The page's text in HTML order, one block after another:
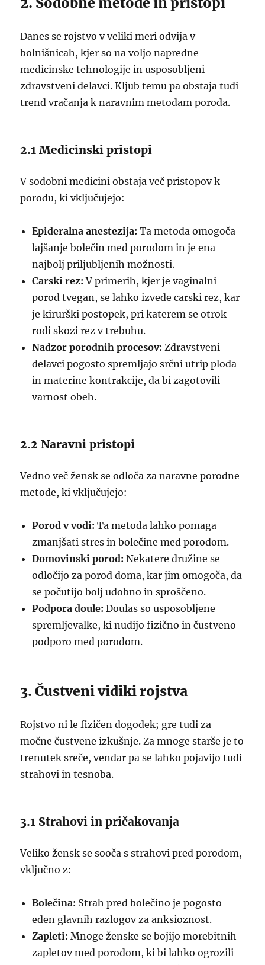
Danes se rojstvo v veliki meri odvija v
bolnišnicah, kjer so na voljo napredne
medicinske tehnologije in usposobljeni
zdravstveni delavci. Kljub temu pa obstaja tudi
trend vračanja k naravnim metodam poroda.
2.1 Medicinski pristopi
V sodobni medicini obstaja več pristopov k
porodu, ki vključujejo:
Epideralna anestezija: Ta metoda omogoča
lajšanje bolečin med porodom in je ena
najbolj priljubljenih možnosti.
Carski rez: V primerih, kjer je vaginalni
porod tvegan, se lahko izvede carski rez, kar
je kirurški postopek, pri katerem se otrok
rodi skozi rez v trebuhu.
Nadzor porodnih procesov: Zdravstveni
delavci pogosto spremljajo srčni utrip ploda
in materine kontrakcije, da bi zagotovili
varnost obeh.
2.2 Naravni pristopi
Vedno več žensk se odloča za naravne porodne
metode, ki vključujejo:
Porod v vodi: Ta metoda lahko pomaga
zmanjšati stres in bolečine med porodom.
Domovinski porod: Nekatere družine se
odločijo za porod doma, kar jim omogoča, da
se počutijo bolj udobno in sproščeno.
Podpora doule: Doulas so usposobljene
spremljevalke, ki nudijo fizično in čustveno
podporo med porodom.
3. Čustveni vidiki rojstva
Rojstvo ni le fizičen dogodek; gre tudi za
močne čustvene izkušnje. Za mnoge starše je to
trenutek sreče, vendar pa se lahko pojavijo tudi
strahovi in tesnoba.
3.1 Strahovi in pričakovanja
Veliko žensk se sooča s strahovi pred porodom,
vključno z:
Bolečina: Strah pred bolečino je pogosto
eden glavnih razlogov za anksioznost.
Zapleti: Mnoge ženske se bojijo morebitnih
zapletov med porodom, ki bi lahko ogrozili